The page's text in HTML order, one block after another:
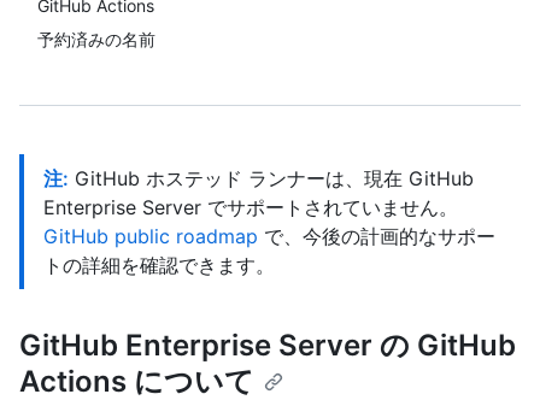
GitHub Actions
予約済みの名前
注: GitHub ホステッド ランナーは、現在 GitHub
Enterprise Server でサポートされていません。
GitHub public roadmap で、今後の計画的なサポー
トの詳細を確認できます。
GitHub Enterprise Server の GitHub
Actions について